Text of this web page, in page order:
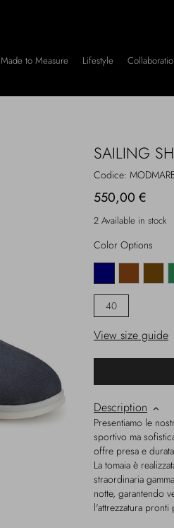
Made to Measure Lifestyle
SAILING
Codice:
550,00 €
2 Available in stock
Color Options
40
View size guide
Description
Presentiamo le
sportivo ma
offre presa e
La tomaia è
straordinaria
notte, garantendo
l'attrezzatura